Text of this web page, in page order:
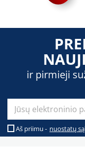
ir pirmieji
Aš priimu - nuostatų